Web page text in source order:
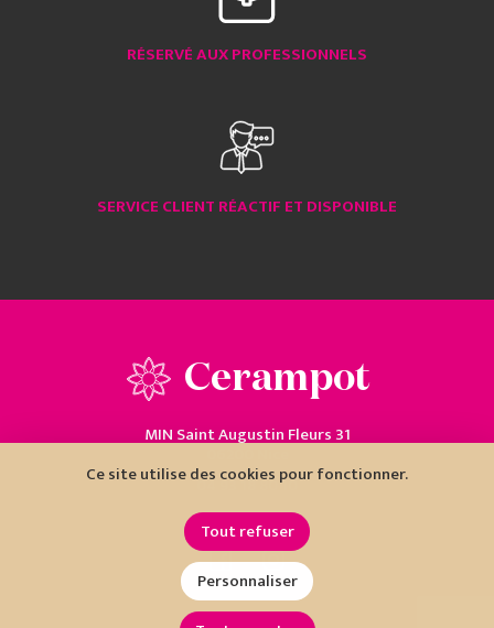
RÉSERVÉ AUX PROFESSIONNELS
SERVICE CLIENT RÉACTIF ET DISPONIBLE
Cerampot
MIN Saint Augustin Fleurs 31
04 93 18 80 10
Ce site utilise des cookies pour fonctionner.
Tout refuser
Personnaliser